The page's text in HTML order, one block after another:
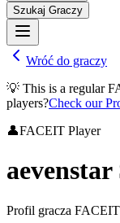
Szukaj Graczy
Wróć do graczy
💡 This is a regular
players?Check our
👤FACEIT Player
aevenstar
Profil gracza FACEIT